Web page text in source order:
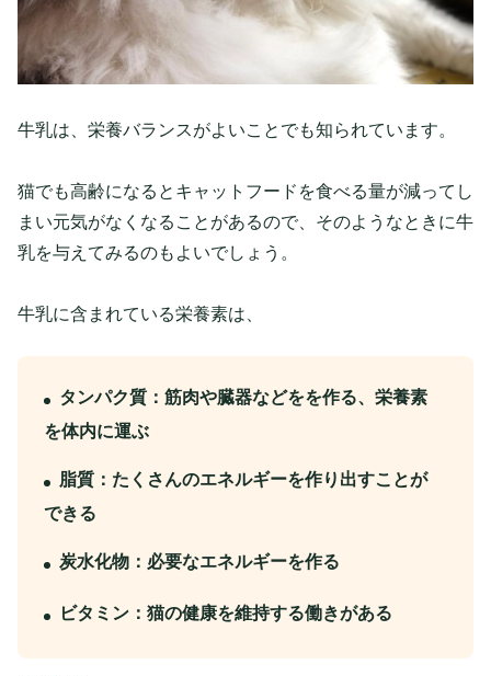
牛乳は、栄養バランスがよいことでも知られています。
猫でも高齢になるとキャットフードを食べる量が減ってし
まい元気がなくなることがあるので、そのようなときに牛
乳を与えてみるのもよいでしょう。
牛乳に含まれている栄養素は、
タンパク質：筋肉や臓器などをを作る、栄養素
を体内に運ぶ
脂質：たくさんのエネルギーを作り出すことが
できる
炭水化物：必要なエネルギーを作る
ビタミン：猫の健康を維持する働きがある